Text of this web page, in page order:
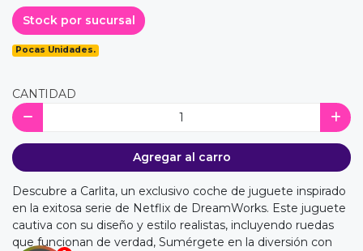
Stock por sucursal
Pocas Unidades.
CANTIDAD
Agregar al carro
Descubre a Carlita, un exclusivo coche de juguete inspirado
en la exitosa serie de Netflix de DreamWorks. Este juguete
cautiva con su diseño y estilo realistas, incluyendo ruedas
que funcionan de verdad, Sumérgete en la diversión con